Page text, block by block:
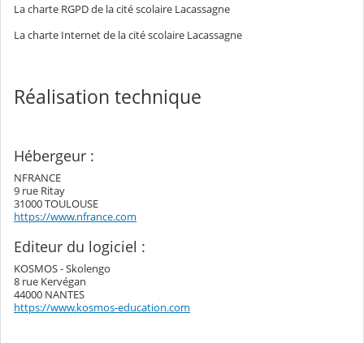
La charte RGPD de la cité scolaire Lacassagne
La charte Internet de la cité scolaire Lacassagne
Réalisation technique
Hébergeur :
NFRANCE
9 rue Ritay
31000 TOULOUSE
https://www.nfrance.com
Editeur du logiciel :
KOSMOS - Skolengo
8 rue Kervégan
44000 NANTES
https://www.kosmos-education.com